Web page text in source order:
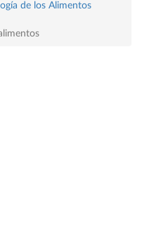
de los Alimentos